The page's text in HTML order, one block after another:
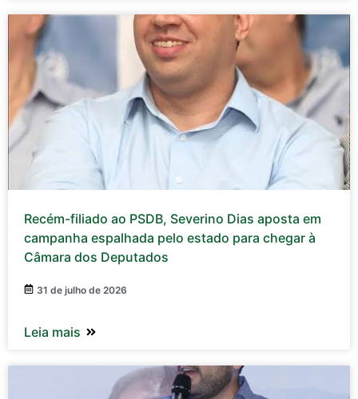
Recém-filiado ao PSDB, Severino Dias aposta em
campanha espalhada pelo estado para chegar à
Câmara dos Deputados
31 de julho de 2026
Leia mais